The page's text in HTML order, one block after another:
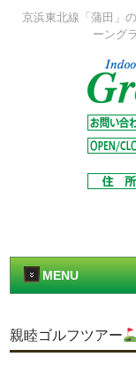
京浜東北線「蒲田」
ーング
MENU
親睦ゴルフツアー